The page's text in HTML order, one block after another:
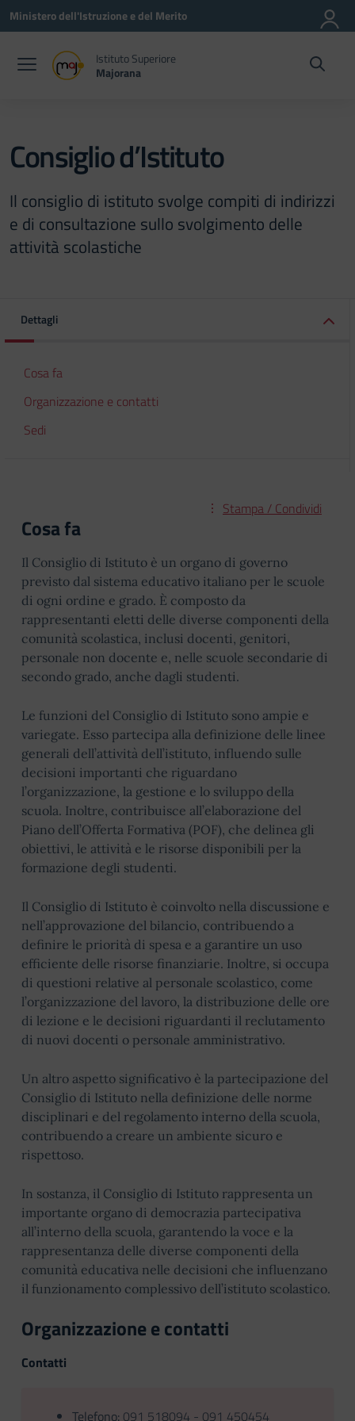
Vai ai contenuti
Vai al menu di navigazione
Vai al footer
Ministero dell'Istruzione e del Merito
Istituto Superiore
Majorana
Consiglio d’Istituto
Il consiglio di istituto svolge compiti di indirizzi
e di consultazione sullo svolgimento delle
attività scolastiche
Dettagli
Cosa fa
Organizzazione e contatti
Sedi
Stampa / Condividi
Cosa fa
Il Consiglio di Istituto è un organo di governo
previsto dal sistema educativo italiano per le scuole
di ogni ordine e grado. È composto da
rappresentanti eletti delle diverse componenti della
comunità scolastica, inclusi docenti, genitori,
personale non docente e, nelle scuole secondarie di
secondo grado, anche dagli studenti.
Le funzioni del Consiglio di Istituto sono ampie e
variegate. Esso partecipa alla definizione delle linee
generali dell’attività dell’istituto, influendo sulle
decisioni importanti che riguardano
l’organizzazione, la gestione e lo sviluppo della
scuola. Inoltre, contribuisce all’elaborazione del
Piano dell’Offerta Formativa (POF), che delinea gli
obiettivi, le attività e le risorse disponibili per la
formazione degli studenti.
Il Consiglio di Istituto è coinvolto nella discussione e
nell’approvazione del bilancio, contribuendo a
definire le priorità di spesa e a garantire un uso
efficiente delle risorse finanziarie. Inoltre, si occupa
di questioni relative al personale scolastico, come
l’organizzazione del lavoro, la distribuzione delle ore
di lezione e le decisioni riguardanti il reclutamento
di nuovi docenti o personale amministrativo.
Un altro aspetto significativo è la partecipazione del
Consiglio di Istituto nella definizione delle norme
disciplinari e del regolamento interno della scuola,
contribuendo a creare un ambiente sicuro e
rispettoso.
In sostanza, il Consiglio di Istituto rappresenta un
importante organo di democrazia partecipativa
all’interno della scuola, garantendo la voce e la
rappresentanza delle diverse componenti della
comunità educativa nelle decisioni che influenzano
il funzionamento complessivo dell’istituto scolastico.
Organizzazione e contatti
Contatti
Telefono: 091 518094 - 091 450454